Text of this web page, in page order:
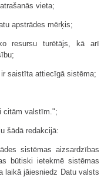
vieta;
apstrādes mērķis;
resursu turētājs, kā arī
saistīta attiecīgā sistēma;
citām valstīm.";
šādā redakcijā:
sistēmas aizsardzības
būtiski ietekmē sistēmas
laikā jāiesniedz Datu valsts